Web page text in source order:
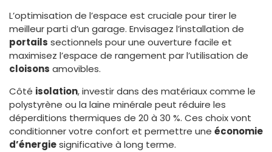
L’optimisation de l’espace est cruciale pour tirer le
meilleur parti d’un garage. Envisagez l’installation de
portails sectionnels pour une ouverture facile et
maximisez l’espace de rangement par l’utilisation de
cloisons amovibles.
Côté isolation, investir dans des matériaux comme le
polystyrène ou la laine minérale peut réduire les
déperditions thermiques de 20 à 30 %. Ces choix vont
conditionner votre confort et permettre une économie
d’énergiesignificative à long terme.